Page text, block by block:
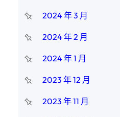
2024 年 3 月
2024 年 2 月
2024 年 1 月
2023 年 12 月
2023 年 11 月